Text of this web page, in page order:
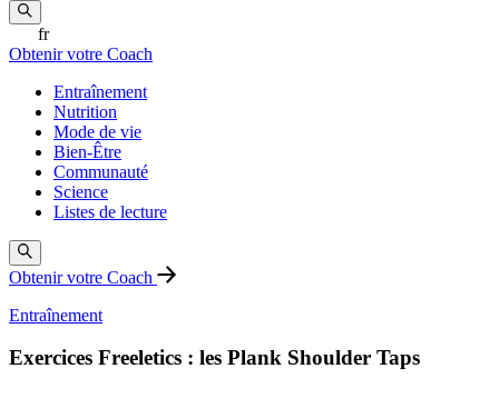
fr
Obtenir votre Coach
Entraînement
Nutrition
Mode de vie
Bien-Être
Communauté
Science
Listes de lecture
Obtenir votre Coach
Entraînement
Exercices Freeletics : les Plank Shoulder Taps